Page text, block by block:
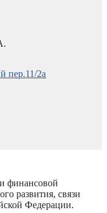
пер.11/2а
финансовой
развития, связи
Федерации.